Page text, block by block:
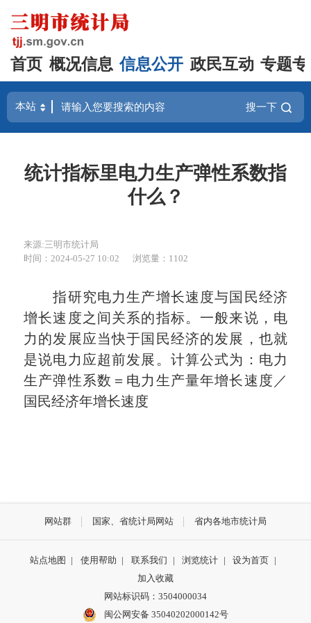
首页 概况信息 信息公开 政民互动 专题
搜一下
统计指标里电力生产弹性系数指
什么？
来源:三明市统计局
时间：2024-05-27 10:02
浏览量：1102
指研究电力生产增长速度与国民经济
增长速度之间关系的指标。一般来说，电
力的发展应当快于国民经济的发展，也就
是说电力应超前发展。计算公式为：电力
生产弹性系数＝电力生产量年增长速度／
国民经济年增长速度
网站群 国家、省统计局网站 省内各地市统计局
站点地图 | 使用帮助 | 联系我们 | 浏览统计 | 设为首页 |
加入收藏
网站标识码：3504000034
闽公网安备 35040202000142号